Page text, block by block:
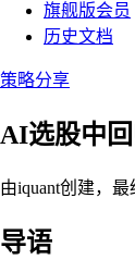
旗舰版会员
历史文档
策略分享
AI选股中
由iquant创建，最
导语